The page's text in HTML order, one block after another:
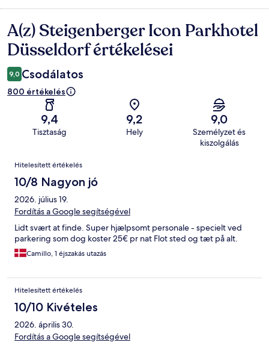
Értékelések
A(z) Steigenberger Icon Parkhotel
Düsseldorf értékelései
9,0 Csodálatos
800 értékelés
9,4
Tisztaság
9,2
Hely
9,0
Személyzet és
kiszolgálás
Értékelések
Hitelesített értékelés
10/8 Nagyon jó
2026. július 19.
Fordítás a Google segítségével
Lidt svært at finde. Super hjælpsomt personale - specielt ved
parkering som dog koster 25€ pr nat Flot sted og tæt på alt.
Camillo, 1 éjszakás utazás
Hitelesített értékelés
10/10 Kivételes
2026. április 30.
Fordítás a Google segítségével